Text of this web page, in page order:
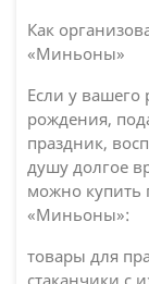
Как
«Миньоны»
Если у вашего
рождения,
праздник,
душу долгое
можно купить
«Миньоны»:
товары для
стаканчики с